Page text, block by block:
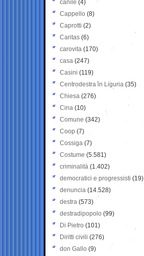
canile (4)
Cappello (8)
Caprotti (2)
Caritas (6)
carovita (170)
casa (247)
Casini (119)
Centrodestra in Liguria (35)
Chiesa (276)
Cina (10)
Comune (342)
Coop (7)
Cossiga (7)
Costume (5.581)
criminalità (1.402)
democratici e progressisti (19)
denuncia (14.528)
destra (573)
destradipopolo (99)
Di Pietro (101)
Diritti civili (276)
don Gallo (9)